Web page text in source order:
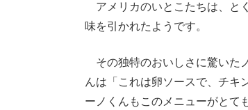
アメリカのいとこたちは、と
味を引かれたようです。
その独特のおいしさに驚いた
んは「これは卵ソースで、チキ
ーノくんもこのメニューがとて